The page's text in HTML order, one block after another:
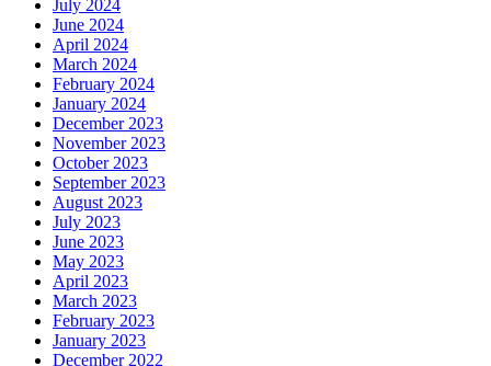
July 2024
June 2024
April 2024
March 2024
February 2024
January 2024
December 2023
November 2023
October 2023
September 2023
August 2023
July 2023
June 2023
May 2023
April 2023
March 2023
February 2023
January 2023
December 2022